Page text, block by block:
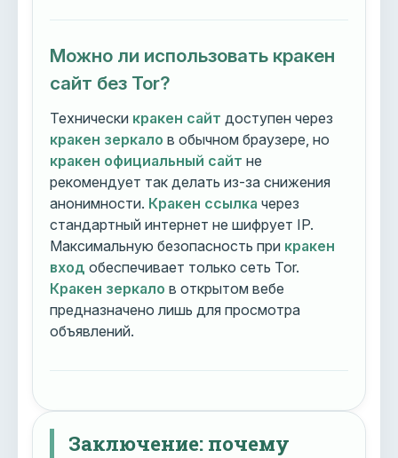
Можно ли использовать кракен
сайт без Tor?
Технически кракен сайт доступен через
кракен зеркало в обычном браузере, но
кракен официальный сайт не
рекомендует так делать из-за снижения
анонимности. Кракен ссылка через
стандартный интернет не шифрует IP.
Максимальную безопасность при кракен
вход обеспечивает только сеть Tor.
Кракен зеркало в открытом вебе
предназначено лишь для просмотра
объявлений.
Заключение: почему